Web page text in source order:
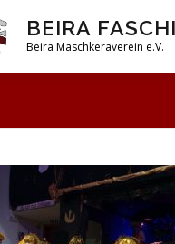
BEIRA
Beira Maschkeraverein e.V.